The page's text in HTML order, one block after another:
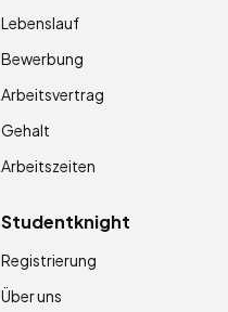
Lebenslauf
Bewerbung
Arbeitsvertrag
Gehalt
Arbeitszeiten
Studentknight
Registrierung
Über uns